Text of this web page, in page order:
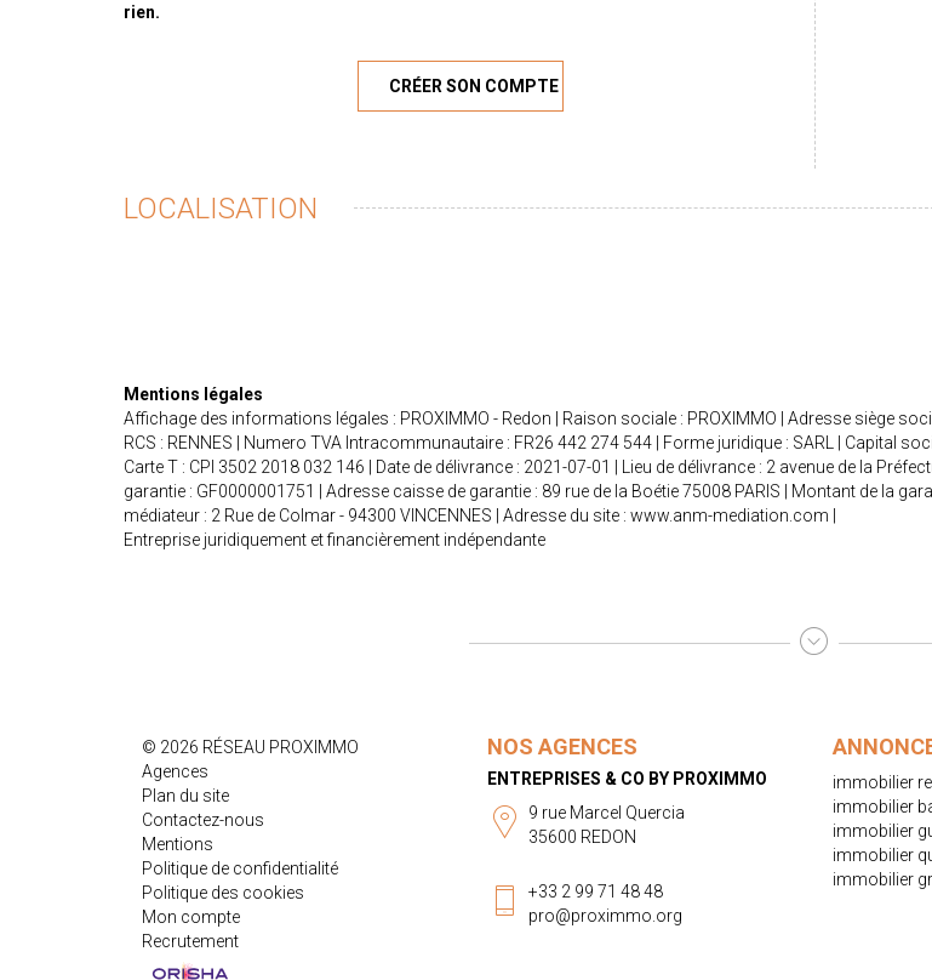
rien.
CRÉER SON COMPTE
LOCALISATION
Mentions légales
Affichage des informations légales : PROXIMMO - Redon | Raison sociale : PROXIMMO | Adresse siège
RCS : RENNES | Numero TVA Intracommunautaire : FR26 442 274 544 | Forme juridique : SARL | Capital
Carte T : CPI 3502 2018 032 146 | Date de délivrance : 2021-07-01 | Lieu de délivrance : 2 avenue de la
garantie : GF0000001751 | Adresse caisse de garantie : 89 rue de la Boétie 75008 PARIS | Montant de la
médiateur : 2 Rue de Colmar - 94300 VINCENNES | Adresse du site : www.anm-mediation.com
Entreprise juridiquement et financièrement indépendante
© 2026 RÉSEAU PROXIMMO
Agences
Plan du site
Contactez-nous
Mentions
Politique de confidentialité
Politique des cookies
Mon compte
Recrutement
NOS AGENCES
ENTREPRISES & CO BY PROXIMMO
9 rue Marcel Quercia
35600 REDON
+33 2 99 71 48 48
pro@proximmo.org
immobilier
immobilier
immobilier
immobilier
immobilier